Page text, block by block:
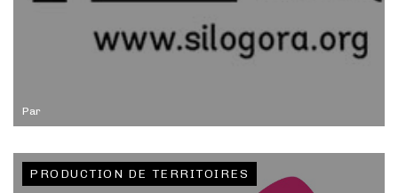
Par
PRODUCTION DE TERRITOIRES